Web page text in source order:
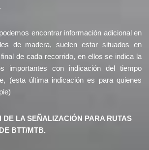
encontrar información adicional en
de madera, suelen estar situados en
de cada recorrido, en ellos se indica la
importantes con indicación del tiempo
(esta última indicación es para quienes
DE LA SEÑALIZACIÓN PARA RUTAS
BTT/MTB.